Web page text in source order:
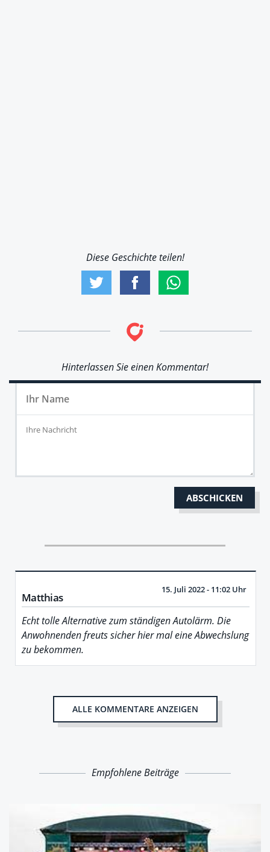
Diese Geschichte teilen!
Hinterlassen Sie einen Kommentar!
Matthias
15. Juli 2022 - 11:02 Uhr
Echt tolle Alternative zum ständigen Autolärm. Die
Anwohnenden freuts sicher hier mal eine Abwechslung
zu bekommen.
ALLE KOMMENTARE ANZEIGEN
Empfohlene Beiträge